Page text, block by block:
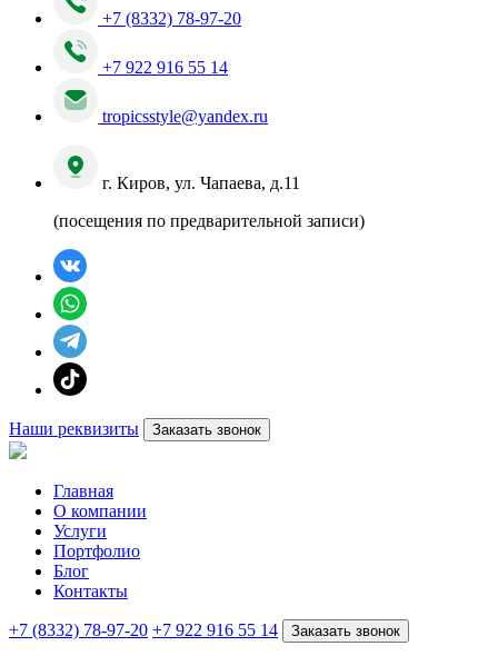
+7 (8332) 78-97-20
+7 922 916 55 14
tropicsstyle@yandex.ru
г. Киров, ул. Чапаева, д.11
(посещения по предварительной записи)
Наши реквизиты Заказать звонок
Главная
О компании
Услуги
Портфолио
Блог
Контакты
+7 (8332) 78-97-20 +7 922 916 55 14 Заказать звонок